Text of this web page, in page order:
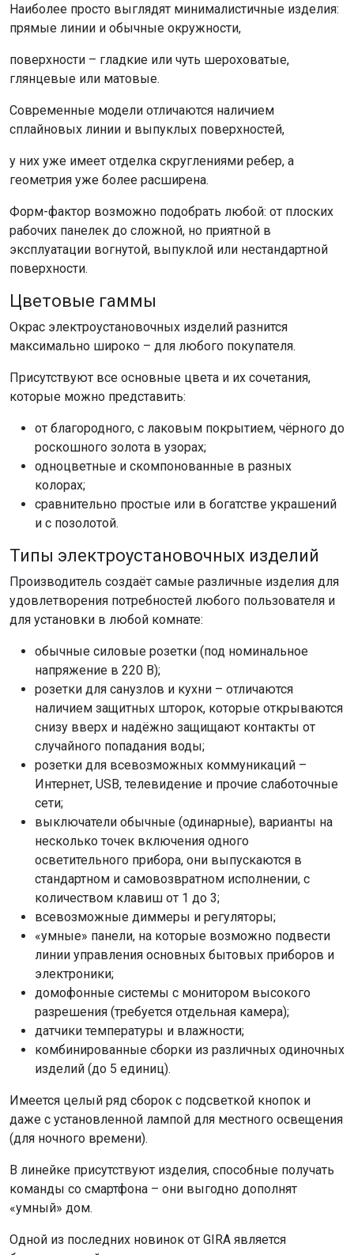
Наиболее просто выглядят минималистичные изделия:
прямые линии и обычные окружности,
поверхности – гладкие или чуть шероховатые,
глянцевые или матовые.
Современные модели отличаются наличием
сплайновых линии и выпуклых поверхностей,
у них уже имеет отделка скруглениями ребер, а
геометрия уже более расширена.
Форм-фактор возможно подобрать любой: от плоских
рабочих панелек до сложной, но приятной в
эксплуатации вогнутой, выпуклой или нестандартной
поверхности.
Цветовые гаммы
Окрас электроустановочных изделий разнится
максимально широко – для любого покупателя.
Присутствуют все основные цвета и их сочетания,
которые можно представить:
от благородного, с лаковым покрытием, чёрного до
роскошного золота в узорах;
одноцветные и скомпонованные в разных
колорах;
сравнительно простые или в богатстве украшений
и с позолотой.
Типы электроустановочных изделий
Производитель создаёт самые различные изделия для
удовлетворения потребностей любого пользователя и
для установки в любой комнате:
обычные силовые розетки (под номинальное
напряжение в 220 В);
розетки для санузлов и кухни – отличаются
наличием защитных шторок, которые открываются
снизу вверх и надёжно защищают контакты от
случайного попадания воды;
розетки для всевозможных коммуникаций –
Интернет, USB, телевидение и прочие слаботочные
сети;
выключатели обычные (одинарные), варианты на
несколько точек включения одного
осветительного прибора, они выпускаются в
стандартном и самовозвратном исполнении, с
количеством клавиш от 1 до 3;
всевозможные диммеры и регуляторы;
«умные» панели, на которые возможно подвести
линии управления основных бытовых приборов и
электроники;
домофонные системы с монитором высокого
разрешения (требуется отдельная камера);
датчики температуры и влажности;
комбинированные сборки из различных одиночных
изделий (до 5 единиц).
Имеется целый ряд сборок с подсветкой кнопок и
даже с установленной лампой для местного освещения
(для ночного времени).
В линейке присутствуют изделия, способные получать
команды со смартфона – они выгодно дополнят
«умный» дом.
Одной из последних новинок от GIRA является